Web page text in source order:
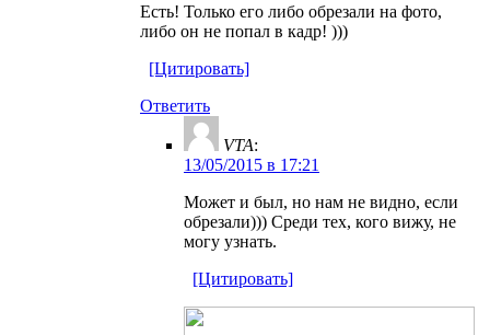
Есть! Только его либо обрезали на фото,
либо он не попал в кадр! )))
[Цитировать]
Ответить
VTA:
13/05/2015 в 17:21
Может и был, но нам не видно, если
обрезали))) Среди тех, кого вижу, не
могу узнать.
[Цитировать]